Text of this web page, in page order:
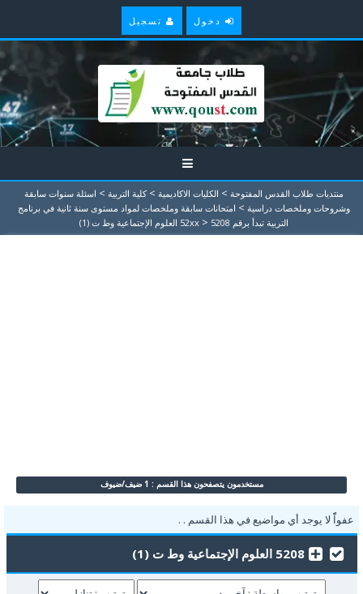
دخول تسجيل
منتديات طلاب القدس المفتوحة > الكليات الاكاديمية > كلية التربية > اسئلة سنوات سابقة
وشروحات وملخصات دراسية > امتحانات سابقة وملخصات لمواد مستوى سنة ثانية في برنامج
التربية تبدأ برقم 52xx
> 5208 العلوم الإجتماعية وط ت (1)
مستخدمون يتصفحون هذا القسم : 1 ضيف/ضيوف
عفواًً لا يوجد أي مواضيع في هذا القسم . .
5208 العلوم الإجتماعية وط ت (1)